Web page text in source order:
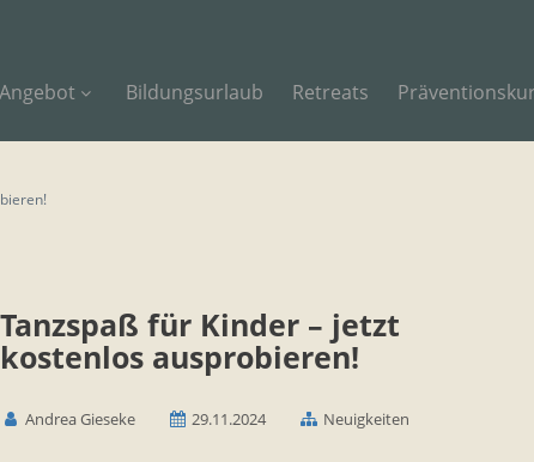
Bildungsurlaub Retreats
Tanzspaß für Kinder – jetzt
kostenlos ausprobieren!
Andrea Gieseke 29.11.2024 Neuigkeiten